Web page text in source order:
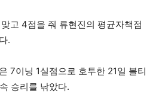
고 4점을 줘 류현진의 평균자책점
.
7이닝 1실점으로 호투한 21일 볼티
승리를 낚았다.